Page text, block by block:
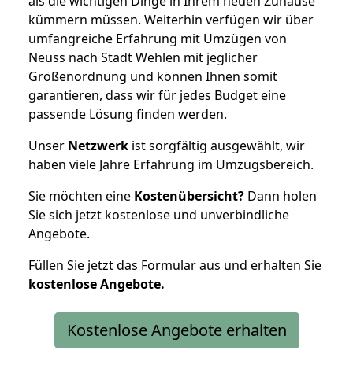
kümmern müssen. Weiterhin verfügen wir über
umfangreiche Erfahrung mit Umzügen von
Neuss nach Stadt Wehlen mit jeglicher
Größenordnung und können Ihnen somit
garantieren, dass wir für jedes Budget eine
passende Lösung finden werden.
Unser Netzwerk ist sorgfältig ausgewählt, wir
haben viele Jahre Erfahrung im Umzugsbereich.
Sie möchten eine Kostenübersicht? Dann holen
Sie sich jetzt kostenlose und unverbindliche
Angebote.
Füllen Sie jetzt das Formular aus und erhalten Sie
kostenloseAngebote.
Kostenlose Angebote erhalten